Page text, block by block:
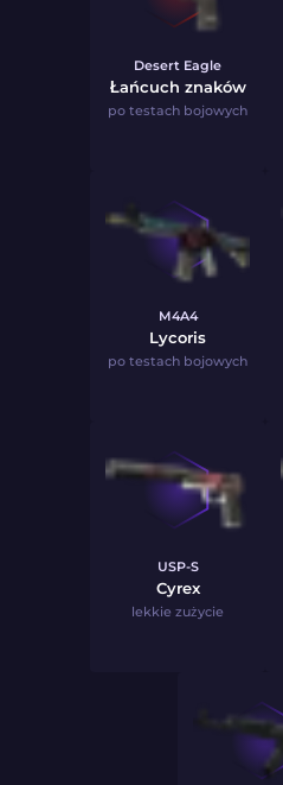
Desert Eagle
Łańcuch znaków
po testach bojowych
M4A4
Lycoris
po testach bojowych
USP-S
Cyrex
lekkie zużycie